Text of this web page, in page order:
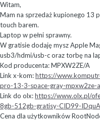
Witam,
Mam na sprzedaż kupionego 13
touch barem.
Laptop w pełni sprawny.
W gratisie dodaję mysz Apple
usb3/hdmi/usb-c oraz torbę na
Kod producenta: MPXW2ZE/A
Link x-kom:https://
pro-13-3-space-gray-mpxw2ze-
Link do olx:https://www.olx.pl/
8gb-512gb-gratisy-CID99-
Cena dla użytkowników